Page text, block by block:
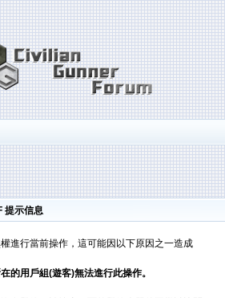
提示信息
進行當前操作，這可能因以下原因之一造成
的用戶組(遊客)無法進行此操作。